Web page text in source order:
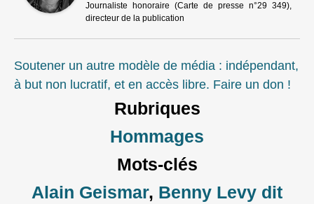
Journaliste honoraire (Carte de presse n°29 349),
directeur de la publication
Soutener un autre modèle de média : indépendant,
à but non lucratif, et en accès libre. Faire un don !
Rubriques
Hommages
Mots-clés
Alain Geismar, Benny Levy dit